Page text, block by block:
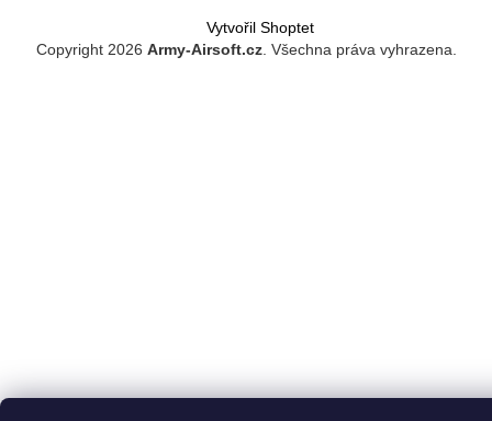
Vytvořil Shoptet
Copyright 2026 Army-Airsoft.cz. Všechna práva vyhrazena.